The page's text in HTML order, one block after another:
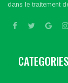
dans le traitement
CATEGORIES